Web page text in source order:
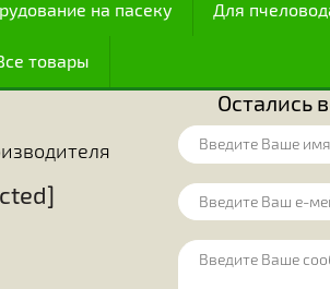
располагали их сразу
их тела. Благодаря
других), оказалось, что
источники корма,
Они точно знают, какие
где они находятся.
цветах. До сего времени
всю «алхимию»
происходящий в теле
эти
сфере